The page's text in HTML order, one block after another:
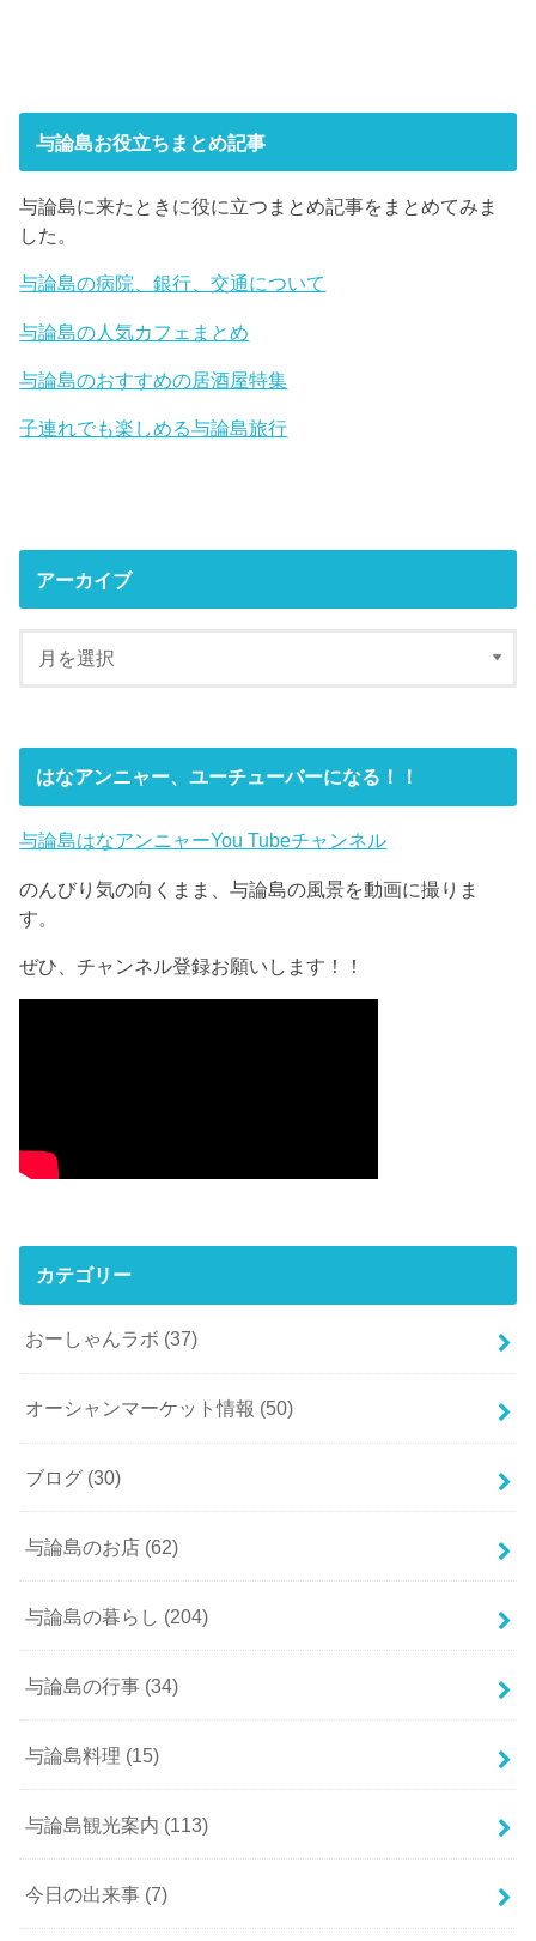
与論島お役立ちまとめ記事
与論島に来たときに役に立つまとめ記事をまとめてみま
した。
与論島の病院、銀行、交通について
与論島の人気カフェまとめ
与論島のおすすめの居酒屋特集
子連れでも楽しめる与論島旅行
アーカイブ
はなアンニャー、ユーチューバーになる！！
与論島はなアンニャーYou Tubeチャンネル
のんびり気の向くまま、与論島の風景を動画に撮りま
す。
ぜひ、チャンネル登録お願いします！！
カテゴリー
おーしゃんラボ (37)
オーシャンマーケット情報 (50)
ブログ (30)
与論島のお店 (62)
与論島の暮らし (204)
与論島の行事 (34)
与論島料理 (15)
与論島観光案内 (113)
今日の出来事 (7)